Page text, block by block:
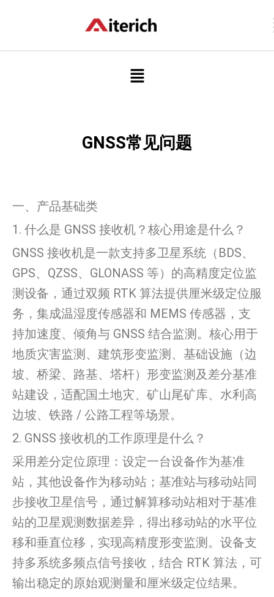
容
菜
单
GNSS常见问题
一、产品基础类
1. 什么是 GNSS 接收机？核心用途是什么？
GNSS 接收机是一款支持多卫星系统（BDS、
GPS、QZSS、GLONASS 等）的高精度定位监
测设备，通过双频 RTK 算法提供厘米级定位服
务，集成温湿度传感器和 MEMS 传感器，支
持加速度、倾角与 GNSS 结合监测。核心用于
地质灾害监测、建筑形变监测、基础设施（边
坡、桥梁、路基、塔杆）形变监测及差分基准
站建设，适配国土地灾、矿山尾矿库、水利高
边坡、铁路 / 公路工程等场景。
2. GNSS 接收机的工作原理是什么？
采用差分定位原理：设定一台设备作为基准
站，其他设备作为移动站；基准站与移动站同
步接收卫星信号，通过解算移动站相对于基准
站的卫星观测数据差异，得出移动站的水平位
移和垂直位移，实现高精度形变监测。设备支
持多系统多频点信号接收，结合 RTK 算法，可
输出稳定的原始观测量和厘米级定位结果。